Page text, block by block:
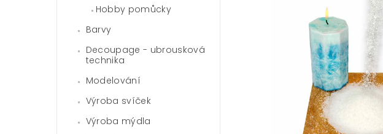
Hobby pomůcky
Barvy
Decoupage - ubrousková
technika
Modelování
Výroba svíček
Výroba mýdla